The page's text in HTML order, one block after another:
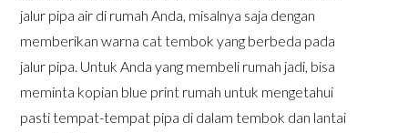
jalur pipa air di rumah Anda, misalnya saja dengan
memberikan warna cat tembok yang berbeda pada
jalur pipa. Untuk Anda yang membeli rumah jadi, bisa
meminta kopian blue print rumah untuk mengetahui
pasti tempat-tempat pipa di dalam tembok dan lantai